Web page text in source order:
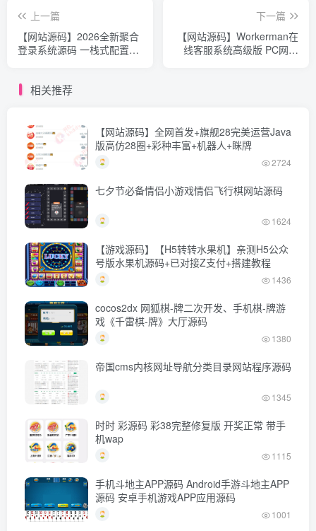
上一篇
【网站源码】2026全新聚合
登录系统源码 一栈式配置全
下一篇
【网站源码】Workerman在
线客服系统高级版 PC网页
相关推荐
【网站源码】全网首发+旗舰28完美运营Java
版高仿28圈+彩种丰富+机器人+眯牌
2724
七夕节必备情侣小游戏情侣飞行棋网站源码
1624
【游戏源码】【H5转转水果机】亲测H5公众
号版水果机源码+已对接Z支付+搭建教程
1436
cocos2dx 网狐棋-牌二次开发、手机棋-牌游
戏《千雷棋-牌》大厅源码
1380
帝国cms内核网址导航分类目录网站程序源码
1345
时时 彩源码 彩38完整修复版 开奖正常 带手
机wap
1115
手机斗地主APP源码 Android手游斗地主APP
源码 安卓手机游戏APP应用源码
1001